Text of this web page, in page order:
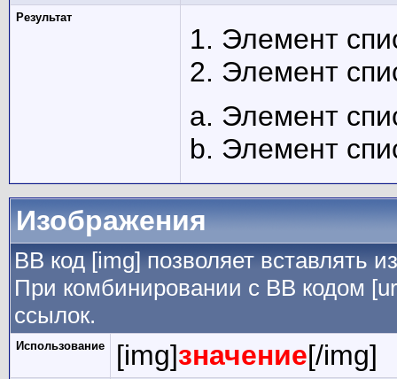
Результат
Элемент
Элемент
Элемент
Элемент
Изображения
BB код [img] позволяет вставлять
При комбинировании с BB кодом
ссылок.
Использование [img]значение[/img]